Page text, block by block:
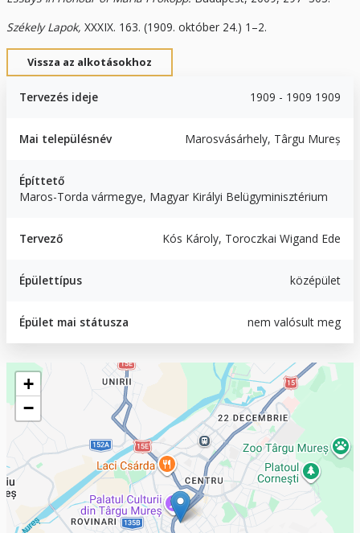
Székely Lapok, XXXIX. 163. (1909. október 24.) 1–2.
Vissza az alkotásokhoz
Tervezés ideje 1909 - 1909 1909
Mai településnév Marosvásárhely, Târgu Mureș
Építtető
Maros-Torda vármegye, Magyar Királyi Belügyminisztérium
Tervező Kós Károly, Toroczkai Wigand Ede
Épülettípus középület
Épület mai státusza nem valósult meg
Geofield
+
−